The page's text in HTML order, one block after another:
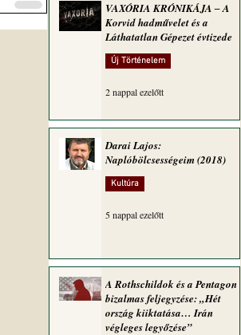
VAXÓRIA KRÓNIKÁJA ‒ A
Korvid hadművelet és a
Láthatatlan Gépezet évtizede
Új Történelem
2 nappal ezelőtt
Darai Lajos:
Naplóbölcsességeim (2018)
Kultúra
5 nappal ezelőtt
A Rothschildok és a Pentagon
bizalmas feljegyzése: „Hét
ország kiiktatása… Irán
végleges legyőzése”